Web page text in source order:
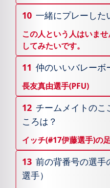
10 一緒にプレーした
この人という人はいま
してみたいです。
11 仲のいいバレーボ
長友真由選手(PFU)
12 チームメイトのこ
ころは？
イッチ(#17伊藤選手)の
13 前の背番号の選手
選手）